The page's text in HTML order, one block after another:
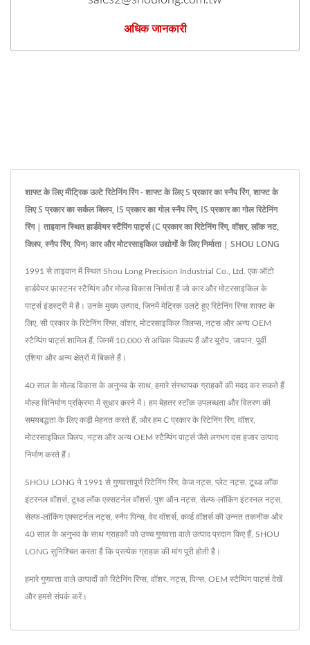
अधिक जानकारी
शाफ्ट के लिए मीट्रिक उल्टे रिटेनिंग रिंग - शाफ्ट के लिए S प्रकार का स्नैप रिंग, शाफ्ट के
लिए S प्रकार का सर्कल क्लिप, IS प्रकार का गोल स्नैप रिंग, IS प्रकार का गोल रिटेनिंग
रिंग | ताइवान स्थित हार्डवेयर स्टैंपिंग पार्ट्स (C प्रकार का रिटेनिंग रिंग, वॉशर, लॉक नट,
क्लिप, स्नैप रिंग, पिन) कार और मोटरसाइकिल उद्योगों के लिए निर्माता | SHOU LONG
1991 से ताइवान में स्थित Shou Long Precision Industrial Co., Ltd. एक ऑटो
हार्डवेयर फ़ास्टनर स्टैम्पिंग और मोल्ड विकास निर्माता है जो कार और मोटरसाइकिल के
पार्ट्स इंडस्ट्री में है। उनके मुख्य उत्पाद, जिनमें मेट्रिक उलटे हुए रिटेनिंग रिंग्स शाफ्ट के
लिए, सी प्रकार के रिटेनिंग रिंग्स, वॉशर, मोटरसाइकिल क्लिप्स, नट्स और अन्य OEM
स्टैम्पिंग पार्ट्स शामिल हैं, जिनमें 10,000 से अधिक विकल्प हैं और यूरोप, जापान, पूर्वी
एशिया और अन्य क्षेत्रों में बिकते हैं।
40 साल के मोल्ड विकास के अनुभव के साथ, हमारे संस्थापक ग्राहकों की मदद कर सकते हैं
मोल्ड विनिर्माण प्रक्रिया में सुधार करने में। हम बेहतर स्टॉक उपलब्धता और वितरण की
समयबद्धता के लिए कड़ी मेहनत करते हैं, और हम C प्रकार के रिटेनिंग रिंग, वॉशर,
मोटरसाइकिल क्लिप, नट्स और अन्य OEM स्टैम्पिंग पार्ट्स जैसे लगभग दस हजार उत्पाद
निर्माण करते हैं।
SHOU LONG ने 1991 से गुणवत्तापूर्ण रिटेनिंग रिंग, केज नट्स, प्लेट नट्स, टूथ्ड लॉक
इंटरनल वॉशर्स, टूथ्ड लॉक एक्सटर्नल वॉशर्स, पुश ऑन नट्स, सेल्फ-लॉकिंग इंटरनल नट्स,
सेल्फ-लॉकिंग एक्सटर्नल नट्स, स्नैप पिन्स, वेव वॉशर्स, कर्व्ड वॉशर्स की उन्नत तकनीक और
40 साल के अनुभव के साथ ग्राहकों को उच्च गुणवत्ता वाले उत्पाद प्रदान किए हैं, SHOU
LONG सुनिश्चित करता है कि प्रत्येक ग्राहक की मांग पूरी होती है।
हमारे गुणवत्ता वाले उत्पादों को रिटेनिंग रिंग्स, वॉशर, नट्स, पिन्स, OEM स्टैम्पिंग पार्ट्स देखें
औरहमसे संपर्क करें।